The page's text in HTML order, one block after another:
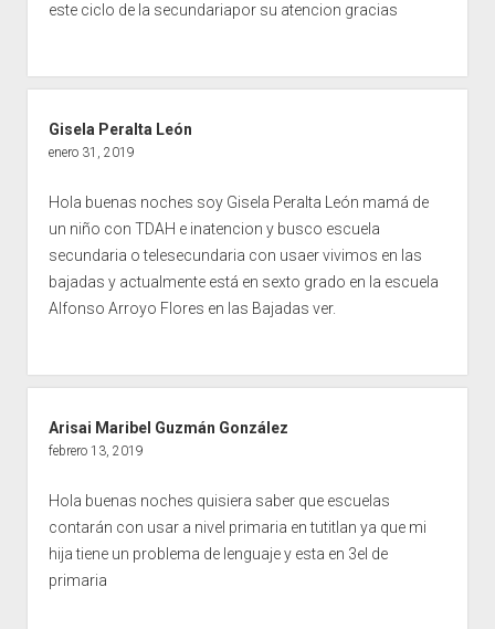
este ciclo de la secundariapor su atencion gracias
Gisela Peralta León
enero 31, 2019
Hola buenas noches soy Gisela Peralta León mamá de
un niño con TDAH e inatencion y busco escuela
secundaria o telesecundaria con usaer vivimos en las
bajadas y actualmente está en sexto grado en la escuela
Alfonso Arroyo Flores en las Bajadas ver.
Arisai Maribel Guzmán González
febrero 13, 2019
Hola buenas noches quisiera saber que escuelas
contarán con usar a nivel primaria en tutitlan ya que mi
hija tiene un problema de lenguaje y esta en 3el de
primaria